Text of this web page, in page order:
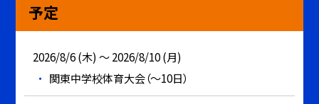
予定
2026/8/6 (木) ～ 2026/8/10 (月)
関東中学校体育大会（～10日）